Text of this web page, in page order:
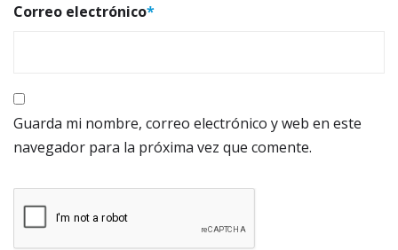
Correo electrónico*
Guarda mi nombre, correo electrónico y web en este
navegador para la próxima vez que comente.